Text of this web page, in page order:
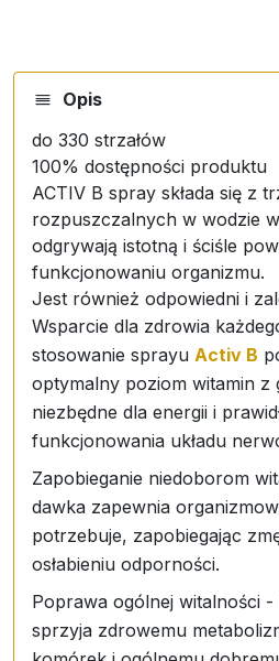
Opis
do 330 strzałów
100% dostępności produktu
ACTIV B spray składa się z
rozpuszczalnych w wodzie
odgrywają istotną i ściśle
funkcjonowaniu organizmu.
Jest również odpowiedni i
Wsparcie dla zdrowia
stosowanie sprayu Activ B
optymalny poziom witamin z
niezbędne dla energii i
funkcjonowania układu
Zapobieganie niedoborom
dawka zapewnia
potrzebuje, zapobiegając
osłabieniu odporności.
Poprawa ogólnej witalności
sprzyja zdrowemu